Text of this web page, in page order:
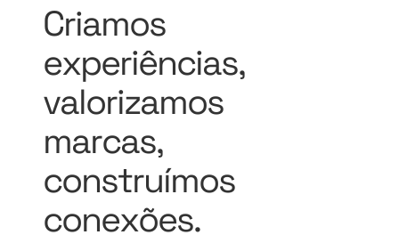
Criamos
experiências,
valorizamos
marcas,
construímos
conexões.